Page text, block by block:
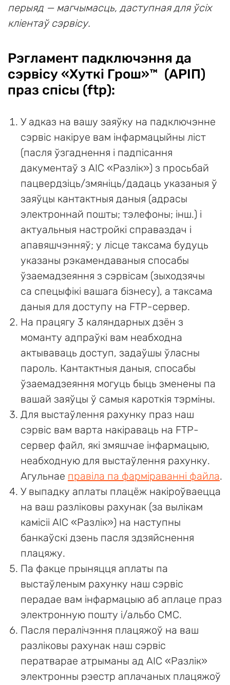
перыяд — магчымасць, даступная для ўсіх
кліентаў сэрвісу.
Рэгламент падключэння да
сэрвісу «Хуткі Грош»™ (АРIП)
праз спісы (ftp):
У адказ на вашу заяўку на падключэнне
сэрвіс накіруе вам інфармацыйны ліст
(пасля ўзгаднення і падпісання
дакументаў з АІС «Разлік») з просьбай
пацвердзіць/змяніць/дадаць указаныя ў
заяўцы кантактныя даныя (адрасы
электроннай пошты; тэлефоны; інш.) і
актуальныя настройкі справаздач і
апавяшчэнняў; у лісце таксама будуць
указаны рэкамендаваныя спосабы
ўзаемадзеяння з сэрвісам (зыходзячы
са спецыфікі вашага бізнесу), а таксама
даныя для доступу на FTP-сервер.
На працягу 3 каляндарных дзён з
моманту адпраўкі вам неабходна
актываваць доступ, задаўшы ўласны
пароль. Кантактныя даныя, спосабы
ўзаемадзеяння могуць быць зменены па
вашай заяўцы ў самыя кароткія тэрміны.
Для выстаўлення рахунку праз наш
сэрвіс вам варта накіраваць на FTP-
сервер файл, які змяшчае інфармацыю,
неабходную для выстаўлення рахунку.
Агульнае правіла па фарміраванні файла.
У выпадку аплаты плацёж накіроўваецца
на ваш разліковы рахунак (за вылікам
камісіі АІС «Разлік») на наступны
банкаўскі дзень пасля здзяйснення
плацяжу.
Па факце прыняцця аплаты па
выстаўленым рахунку наш сэрвіс
перадае вам інфармацыю аб аплаце праз
электронную пошту і/альбо СМС.
Пасля пералічэння плацяжоў на ваш
разліковы рахунак наш сэрвіс
ператварае атрыманы ад АІС «Разлік»
электронны рэестр аплачаных плацяжоў